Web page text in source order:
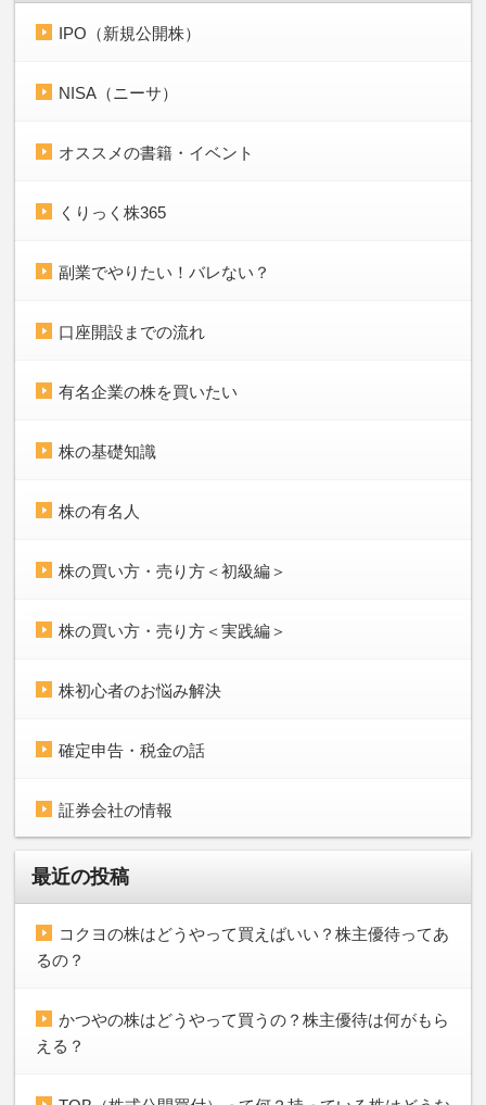
IPO（新規公開株）
NISA（ニーサ）
オススメの書籍・イベント
くりっく株365
副業でやりたい！バレない？
口座開設までの流れ
有名企業の株を買いたい
株の基礎知識
株の有名人
株の買い方・売り方＜初級編＞
株の買い方・売り方＜実践編＞
株初心者のお悩み解決
確定申告・税金の話
証券会社の情報
最近の投稿
コクヨの株はどうやって買えばいい？株主優待ってあ
るの？
かつやの株はどうやって買うの？株主優待は何がもら
える？